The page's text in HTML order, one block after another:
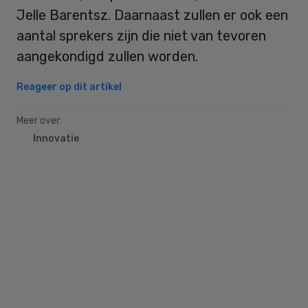
Jelle Barentsz. Daarnaast zullen er ook een
aantal sprekers zijn die niet van tevoren
aangekondigd zullen worden.
Reageer op dit artikel
Meer over:
Innovatie